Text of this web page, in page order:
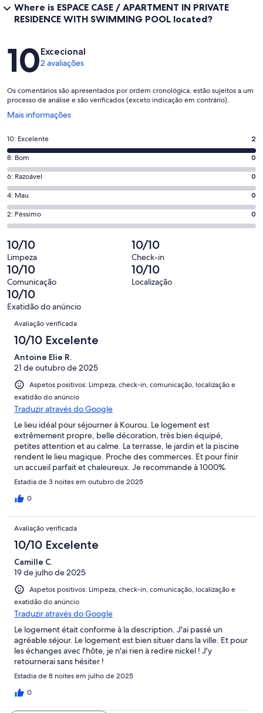
Where is ESPACE CASE / APARTMENT IN PRIVATE
RESIDENCE WITH SWIMMING POOL located?
Avaliações
10Excecional
2 avaliações
Os comentários são apresentados por ordem cronológica, estão sujeitos a um
processo de análise e são verificados (exceto indicação em contrário).
Mais informações
Abre
nova
janela
Pontuação
de
10,
o
que
significa
“Excelente”.
2
de
2
avaliações.
10: Excelente 2
Pontuação
de
8,
o
que
significa
0
de
2
avaliações.
8: Bom 0
Pontuação
de
6,
o
que
significa
“Razoável”.
0
de
2
avaliações.
6: Razoável 0
Pontuação
de
4,
que
significa
“Mau”.
0
de
2
avaliações.
4: Mau 0
Pontuação
de
2,
o
que
significa
“Péssimo”.
0
avaliações.
2: Péssimo 0
10/10
Limpeza
10/10
Check-in
10/10
Comunicação
10/10
Localização
10/10
Exatidão do anúncio
Avaliações
Avaliação verificada
10/10 Excelente
Antoine Elie R.
21 de outubro de 2025
Aspetos positivos: Limpeza, check-in, comunicação, localização e
exatidão do anúncio
Traduzir através do Google
Le lieu idéal pour séjourner à Kourou. Le logement est
extrêmement propre, belle décoration, très bien équipé,
petites attention et au calme. La terrasse, le jardin et la piscine
rendent le lieu magique. Proche des commerces. Et pour finir
un accueil parfait et chaleureux. Je recommande à 1000%.
Merci pour tout et à bientôt.
Estadia de 3 noites em outubro de 2025
0
Avaliação verificada
10/10 Excelente
Camille C.
19 de julho de 2025
Aspetos positivos: Limpeza, check-in, comunicação, localização e
exatidão do anúncio
Traduzir através do Google
Le logement était conforme à la description. J'ai passé un
agréable séjour. Le logement est bien situer dans la ville. Et pour
les échanges avec l'hôte, je n'ai rien à redire nickel ! J'y
retournerai sans hésiter !
Estadia de 8 noites em julho de 2025
0